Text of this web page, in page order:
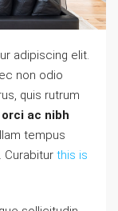
adipiscing elit.
non odio
quis rutrum
ac nibh
tempus
Curabitur this is